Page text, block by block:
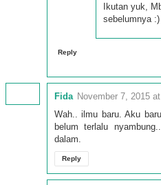
Ikutan yuk,
sebelumnya :)
Reply
Fida November 7, 2015
Wah.. ilmu baru. Aku
belum terlalu
dalam.
Reply